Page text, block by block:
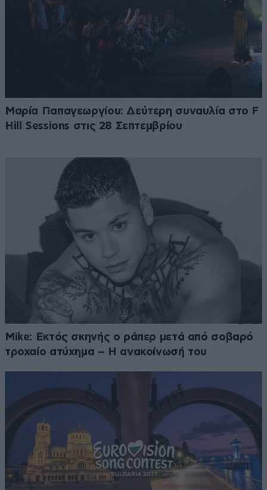
Μαρία Παπαγεωργίου: Δεύτερη συναυλία στο F
Hill Sessions στις 28 Σεπτεμβρίου
Mike: Εκτός σκηνής ο ράπερ μετά από σοβαρό
τροχαίο ατύχημα – Η ανακοίνωσή του